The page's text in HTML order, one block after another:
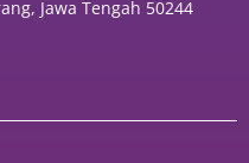
Jawa Tengah 50244